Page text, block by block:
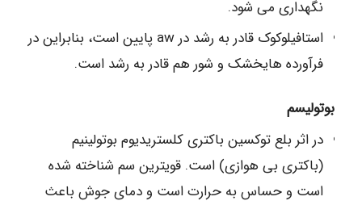
نگهداری می شود.
استافیلوکوک قادر به رشد در aw پایین است، بنابراین در
فرآورده هایخشک و شور هم قادر به رشد است.
بوتولیسم
در اثر بلع توکسین باکتری کلستریدیوم بوتولینیم
(باکتری بی هوازی) است. قویترین سم شناخته شده
است و حساس به حرارت است و دمای جوش باعث